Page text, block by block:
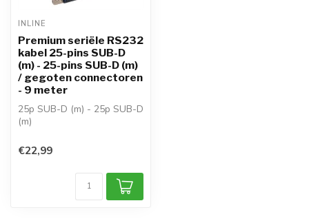
INLINE
Premium seriële RS232
kabel 25-pins SUB-D
(m) - 25-pins SUB-D (m)
/ gegoten connectoren
- 9 meter
25p SUB-D (m) - 25p SUB-D
(m)
aders: Vertind koper
toepa...
€22,99